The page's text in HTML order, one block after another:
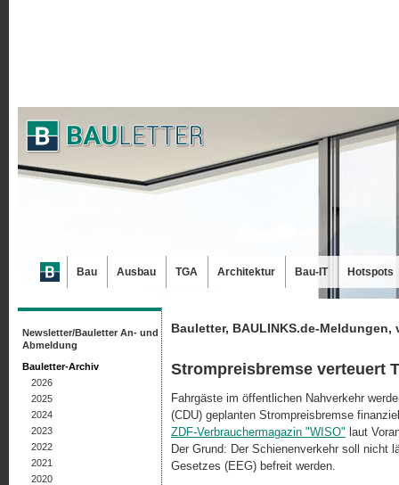
Bauletter, BAULINKS.de-Meldungen,
Strompreisbremse verteuert
Fahrgäste im öffentlichen Nahverkehr
(CDU) geplanten Strompreisbremse
ZDF-Verbrauchermagazin "WISO" laut
Der Grund: Der Schienenverkehr soll nicht
Gesetzes (EEG) befreit werden.
Newsletter/Bauletter An- und
Abmeldung
Bauletter-Archiv
2026
2025
2024
2023
2022
2021
2020
Bau Ausbau TGA Architektur Bau-IT Hotspots